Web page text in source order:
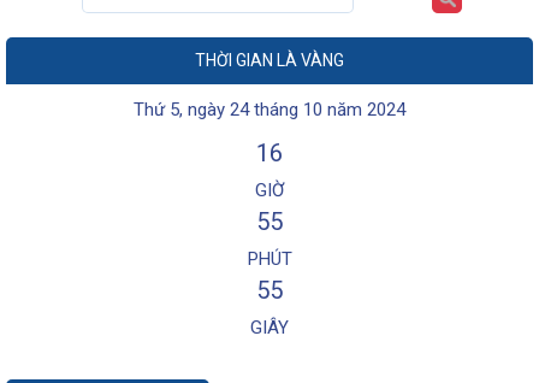
THỜI GIAN LÀ VÀNG
Thứ 5, ngày 24 tháng 10 năm 2024
16
GIỜ
55
PHÚT
55
GIÂY